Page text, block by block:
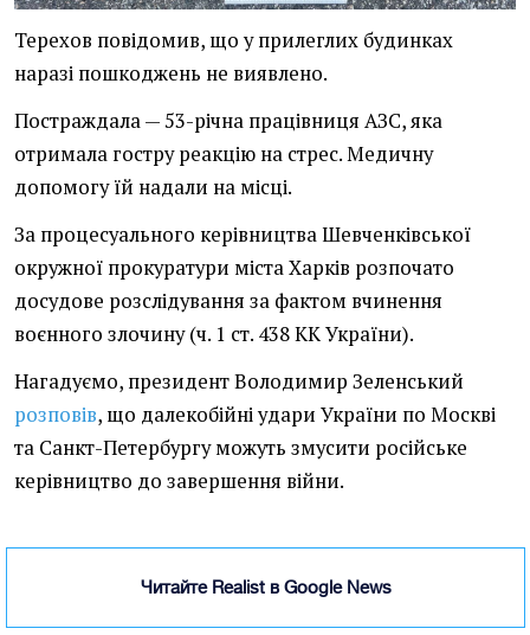
Терехов повідомив, що у прилеглих будинках
наразі пошкоджень не виявлено.
Постраждала — 53-річна працівниця АЗС, яка
отримала гостру реакцію на стрес. Медичну
допомогу їй надали на місці.
За процесуального керівництва Шевченківської
окружної прокуратури міста Харків розпочато
досудове розслідування за фактом вчинення
воєнного злочину (ч. 1 ст. 438 КК України).
Нагадуємо, президент Володимир Зеленський
розповів, що далекобійні удари України по Москві
та Санкт-Петербургу можуть змусити російське
керівництво до завершення війни.
Читайте Realist в Google News